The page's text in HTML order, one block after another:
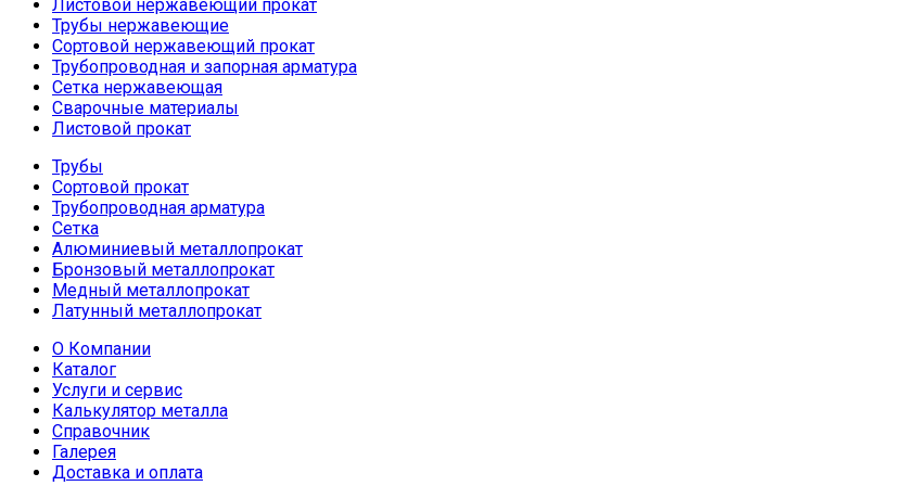
Листовой нержавеющий прокат
Трубы нержавеющие
Сортовой нержавеющий прокат
Трубопроводная и запорная арматура
Сетка нержавеющая
Сварочные материалы
Листовой прокат
Трубы
Сортовой прокат
Трубопроводная арматура
Сетка
Алюминиевый металлопрокат
Бронзовый металлопрокат
Медный металлопрокат
Латунный металлопрокат
О Компании
Каталог
Услуги и сервис
Калькулятор металла
Справочник
Галерея
Доставка и оплата